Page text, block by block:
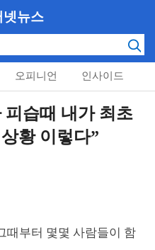
넷뉴스
오피니언 인사이드
피습때 내가 최초
황 이렇다”
때부터 몇몇 사람들이 함